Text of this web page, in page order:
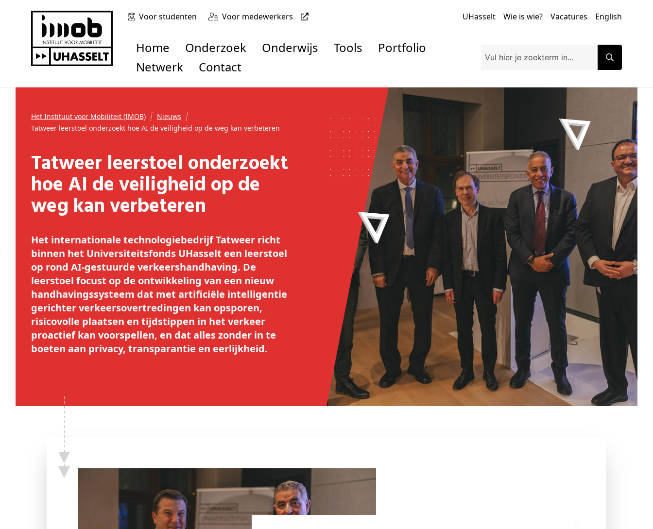
Voor studenten Voor medewerkers UHasselt Wie is wie? Vacatures English
Home Onderzoek Onderwijs Tools
Portfolio
Netwerk
Contact
Het Instituut voor Mobiliteit (IMOB)
Nieuws
Tatweer leerstoel onderzoekt hoe AI de veiligheid op de weg kan verbeteren
Tatweer leerstoel onderzoekt
hoe AI de veiligheid op de
weg kan verbeteren
Het internationale technologiebedrijf Tatweer richt
binnen het Universiteitsfonds UHasselt een leerstoel
op rond AI-gestuurde verkeershandhaving. De
leerstoel focust op de ontwikkeling van een nieuw
handhavingssysteem dat met artificiële intelligentie
gerichter verkeersovertredingen kan opsporen,
risicovolle plaatsen en tijdstippen in het verkeer
proactief kan voorspellen, en dat alles zonder in te
boeten aan privacy, transparantie en eerlijkheid.